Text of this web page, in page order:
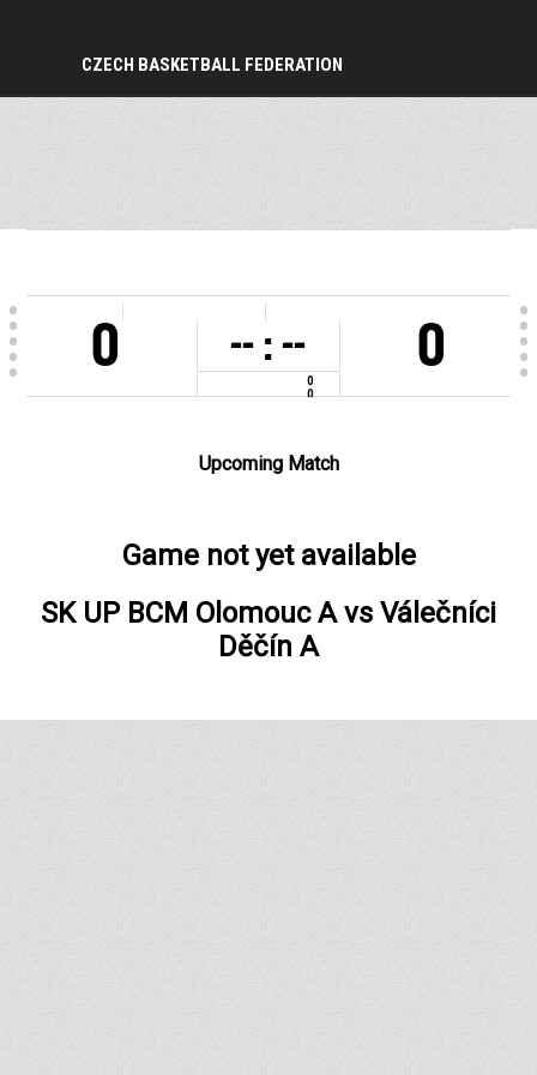
CZECH BASKETBALL FEDERATION
0 -- : --
0
0
0
Upcoming Match
Game not yet available
SK UP BCM Olomouc Avs Válečníci
Děčín A